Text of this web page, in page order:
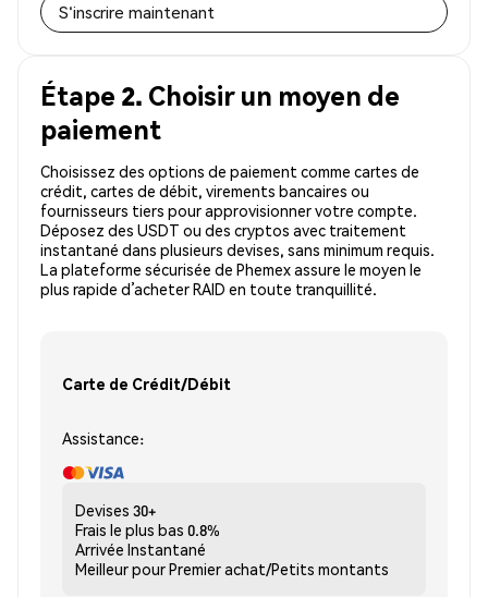
S'inscrire maintenant
Étape 2. Choisir un moyen de
paiement
Choisissez des options de paiement comme cartes de
crédit, cartes de débit, virements bancaires ou
fournisseurs tiers pour approvisionner votre compte.
Déposez des USDT ou des cryptos avec traitement
instantané dans plusieurs devises, sans minimum requis.
La plateforme sécurisée de Phemex assure le moyen le
plus rapide d’acheter RAID en toute tranquillité.
Carte de Crédit/Débit
Assistance:
Devises 30+
Frais le plus bas 0.8%
Arrivée Instantané
Meilleur pourPremier achat/Petits montants